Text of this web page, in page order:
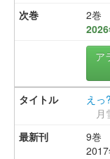
2巻
ア
えっ
月
9巻